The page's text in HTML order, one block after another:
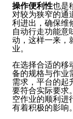
操作便利性也是
对较为狭窄的通
利进出，确保维
自动行走功能意
动，这样一来，
业。
在选择合适的移
备的规格与作业
需求，平台的起
要符合实际要求
空作业的顺利进
有着积极的影响。